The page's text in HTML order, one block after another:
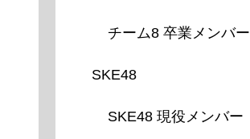
チーム8 卒業メンバー
SKE48
SKE48 現役メンバー